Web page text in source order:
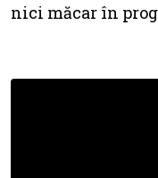
nici măcar în